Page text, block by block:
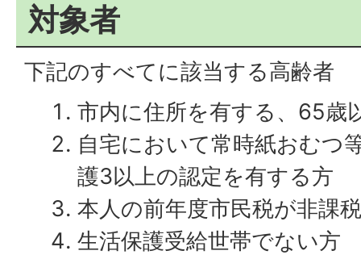
対象者
下記のすべてに該当する高齢者
市内に住所を有する、65歳
自宅において常時紙おむつ
護3以上の認定を有する方
本人の前年度市民税が非課
生活保護受給世帯でない方